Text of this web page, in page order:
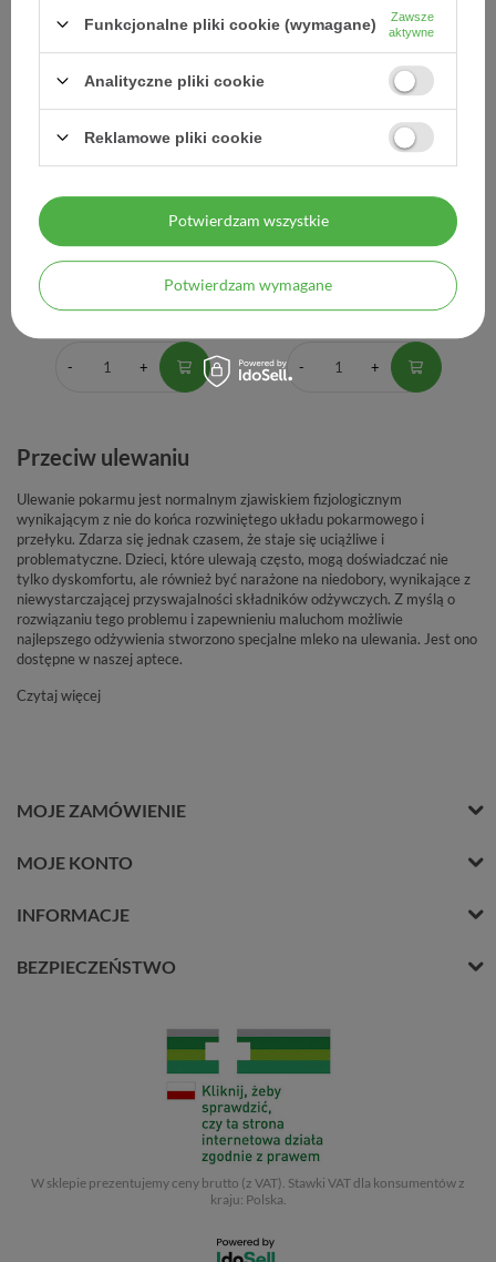
Bebilon Nutriton, preparat
zagęszczający, 135 g
Bebilon Nutriton, preparat
zagęszczający, 6 x 135 g
Przeciw ulewaniu
Ulewanie pokarmu jest normalnym zjawiskiem fizjologicznym
wynikającym z nie do końca rozwiniętego układu pokarmowego i
przełyku. Zdarza się jednak czasem, że staje się uciążliwe i
problematyczne. Dzieci, które ulewają często, mogą doświadczać nie
tylko dyskomfortu, ale również być narażone na niedobory, wynikające z
niewystarczającej przyswajalności składników odżywczych. Z myślą o
rozwiązaniu tego problemu i zapewnieniu maluchom możliwie
najlepszego odżywienia stworzono specjalne mleko na ulewania. Jest ono
dostępne w naszej aptece.
Czytaj więcej
MOJE ZAMÓWIENIE
MOJE KONTO
INFORMACJE
BEZPIECZEŃSTWO
W sklepie prezentujemy ceny brutto (z VAT). Stawki VAT dla konsumentów z
kraju: Polska.
Funkcjonalne pliki cookie (wymagane)
Zawsze
aktywne
Analityczne pliki cookie
Reklamowe pliki cookie
Potwierdzam wymagane
Potwierdzam wszystkie